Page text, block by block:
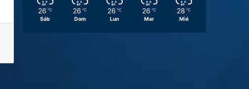
26 ℃
Sáb
26 ℃
Dom
26 ℃
Lun
26 ℃
Mar
28 ℃
Mié